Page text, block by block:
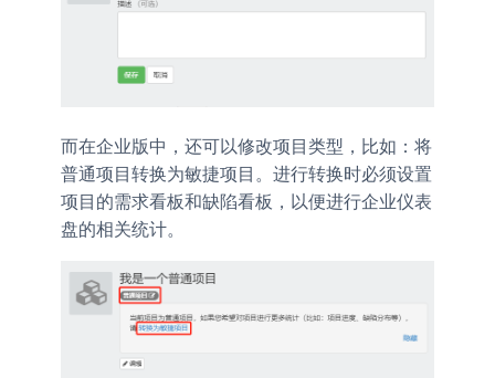
而在企业版中，还可以修改项目类型，比如：将
普通项目转换为敏捷项目。进行转换时必须设置
项目的需求看板和缺陷看板，以便进行企业仪表
盘的相关统计。